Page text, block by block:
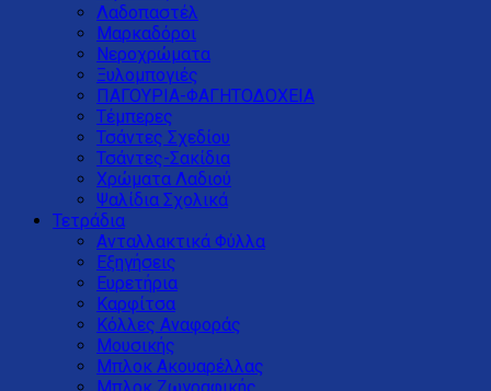
Λαδοπαστέλ
Μαρκαδόροι
Νεροχρώματα
Ξυλομπογιές
ΠΑΓΟΥΡΙΑ-ΦΑΓΗΤΟΔΟΧΕΙΑ
Τέμπερες
Τσάντες Σχεδίου
Τσάντες-Σακίδια
Χρώματα Λαδιού
Ψαλίδια Σχολικά
Τετράδια
Ανταλλακτικά Φύλλα
Εξηγήσεις
Ευρετήρια
Καρφίτσα
Κόλλες Αναφοράς
Μουσικής
Μπλοκ Ακουαρέλλας